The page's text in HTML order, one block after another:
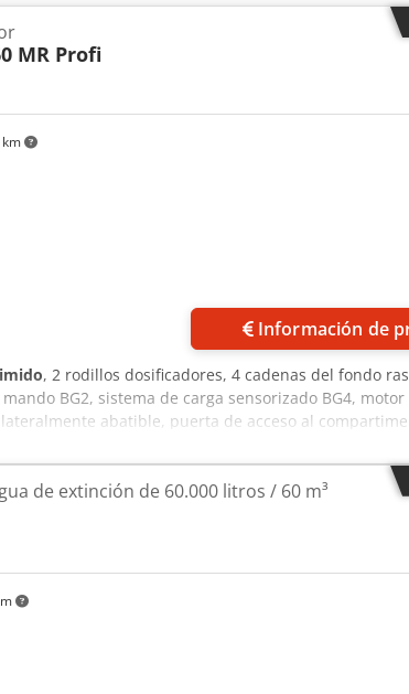
MR Profi
Información de
, 2 rodillos dosificadores, 4 cadenas del fondo
BG2, sistema de carga sensorizado BG4,
abatible, puerta de acceso al
de extinción de 60.000 litros / 60 m³